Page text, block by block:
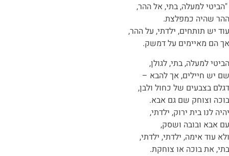
"הביטי למעלה, בתי, אל ההר,
ההר שהיה כמפלצת.
עוד יש תותחים, ילדתי, על ההר,
אך הם מאיימים על דמשק.
הביטי למעלה, בתי, לגולן,
שם יש חיילים, אך להבא –
דגלם בצבעים של כחול ולבן,
בוכה וצוחק שם גם אבא.
יהיה לנו בית ירוק, ילדתי,
עם אבא ובובה ושסק,
ולא עוד אימה, ילדתי, ילדתי,
בתי, את בוכה או צוחקת.